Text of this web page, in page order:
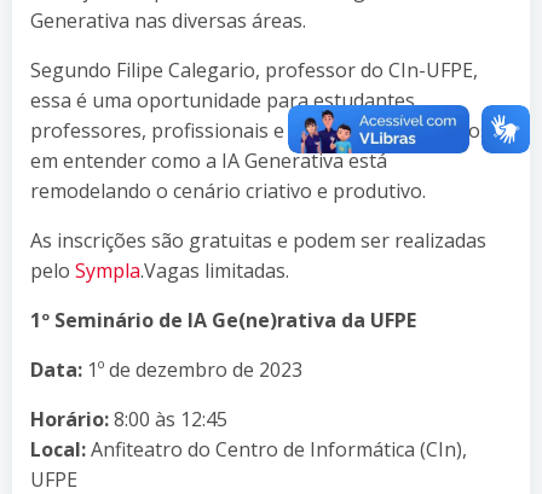
Generativa nas diversas áreas.
Segundo Filipe Calegario, professor do CIn-UFPE,
essa é uma oportunidade para estudantes,
professores, profissionais e todos os interessados
em entender como a IA Generativa está
remodelando o cenário criativo e produtivo.
As inscrições são gratuitas e podem ser realizadas
pelo Sympla.Vagas limitadas.
1º Seminário de IA Ge(ne)rativa da UFPE
Data: 1º de dezembro de 2023
Horário:8:00 às 12:45
Local:Anfiteatro do Centro de Informática (CIn),
UFPE